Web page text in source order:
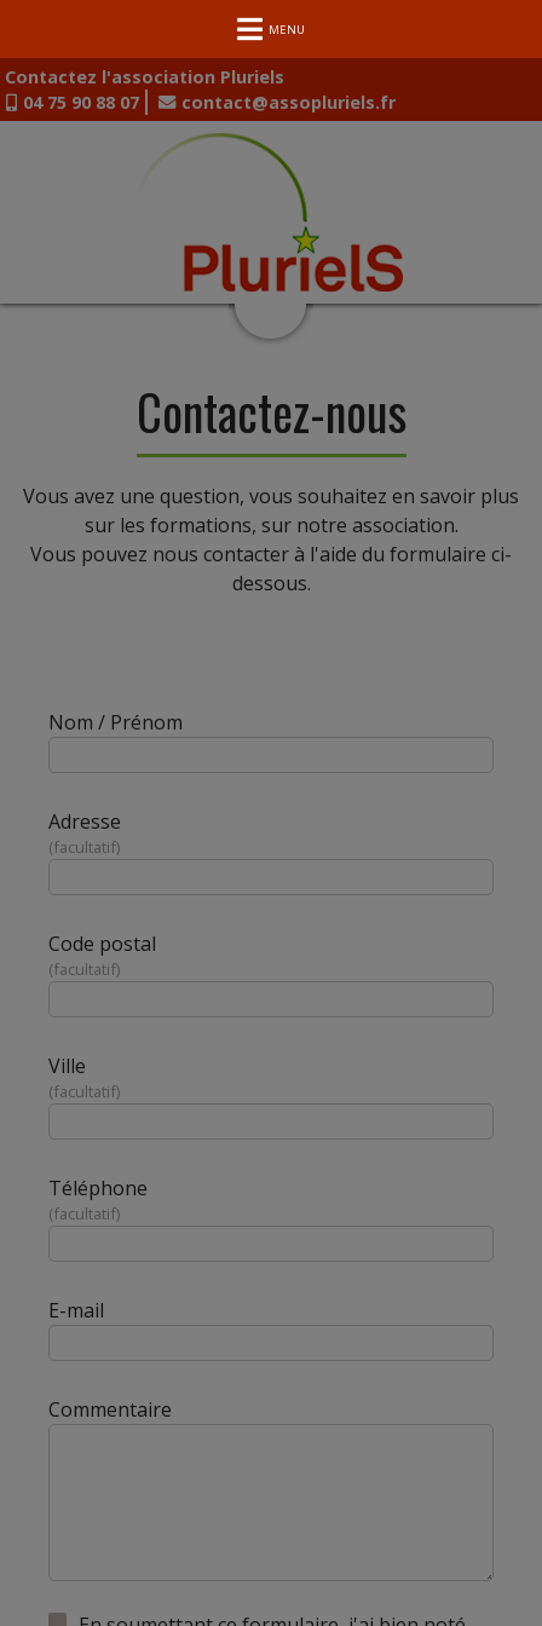
MENU
Contactez l'association Pluriels
04 75 90 88 07
contact@assopluriels.fr
Contactez-nous
Vous avez une question, vous souhaitez en savoir plus
sur les formations, sur notre association.
Vous pouvez nous contacter à l'aide du formulaire ci-
dessous.
Nom / Prénom
Adresse
facultatif
Code postal
facultatif
Ville
facultatif
Téléphone
facultatif
E-mail
Commentaire